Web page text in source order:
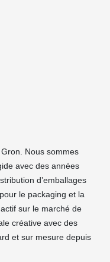
Nous sommes
avec des années
d’emballages
le packaging et la
sur le marché de
créative avec des
et sur mesure depuis